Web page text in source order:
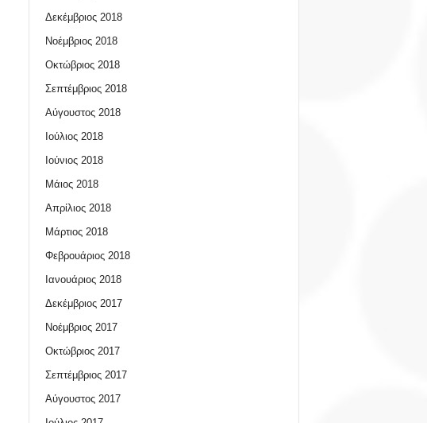
Δεκέμβριος 2018
Νοέμβριος 2018
Οκτώβριος 2018
Σεπτέμβριος 2018
Αύγουστος 2018
Ιούλιος 2018
Ιούνιος 2018
Μάιος 2018
Απρίλιος 2018
Μάρτιος 2018
Φεβρουάριος 2018
Ιανουάριος 2018
Δεκέμβριος 2017
Νοέμβριος 2017
Οκτώβριος 2017
Σεπτέμβριος 2017
Αύγουστος 2017